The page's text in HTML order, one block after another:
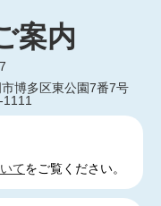
案内
博多区東公園7番7号
1111
てをご覧ください。